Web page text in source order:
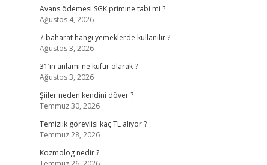
Avans ödemesi SGK primine tabi mi ?
Ağustos 4, 2026
7 baharat hangi yemeklerde kullanılır ?
Ağustos 3, 2026
31’in anlamı ne küfür olarak ?
Ağustos 3, 2026
Şiiler neden kendini döver ?
Temmuz 30, 2026
Temizlik görevlisi kaç TL alıyor ?
Temmuz 28, 2026
Kozmolog nedir ?